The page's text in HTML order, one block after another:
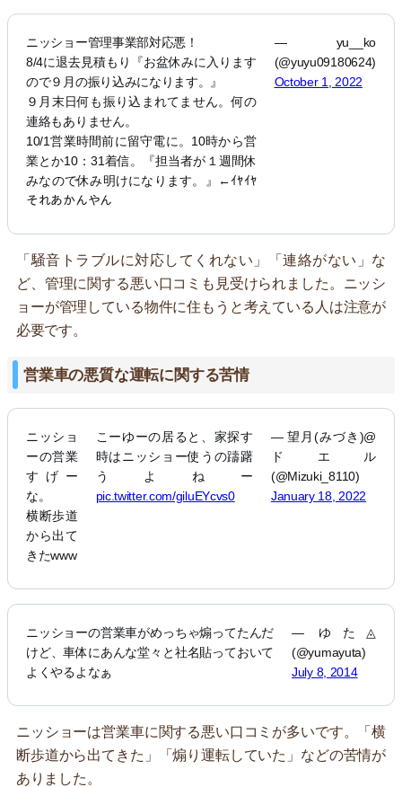
ニッショー管理事業部対応悪！
8/4に退去見積もり『お盆休みに入ります
ので９月の振り込みになります。』
９月末日何も振り込まれてません。何の
連絡もありません。
10/1営業時間前に留守電に。10時から営
業とか10：31着信。『担当者が１週間休
みなので休み明けになります。』←ｲﾔｲﾔ
それあかんやん
— yu__ko
(@yuyu09180624)
October 1, 2022
「騒音トラブルに対応してくれない」「連絡がない」な
ど、管理に関する悪い口コミも見受けられました。ニッシ
ョーが管理している物件に住もうと考えている人は注意が
必要です。
営業車の悪質な運転に関する苦情
ニッショ
ーの営業
すげー
な。
横断歩道
から出て
きたwww
こーゆーの居ると、家探す
時はニッショー使うの躊躇
うよねー
pic.twitter.com/giluEYcvs0
— 望月(みづき)@
ドエル
(@Mizuki_8110)
January 18, 2022
ニッショーの営業車がめっちゃ煽ってたんだ
けど、車体にあんな堂々と社名貼っておいて
よくやるよなぁ
— ゆた◬
(@yumayuta)
July 8, 2014
ニッショーは営業車に関する悪い口コミが多いです。「横
断歩道から出てきた」「煽り運転していた」などの苦情が
ありました。